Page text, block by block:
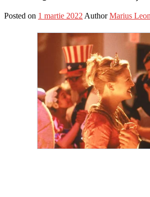
Posted on 1 martie 2022 Author Marius